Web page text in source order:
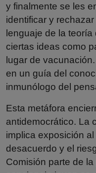
y finalmente se les
identificar y
lenguaje de la teoría
ciertas ideas como
lugar de
en un guía del
inmunólogo del
Esta metáfora
antidemocrático. La
implica exposición
desacuerdo y el
Comisión parte de